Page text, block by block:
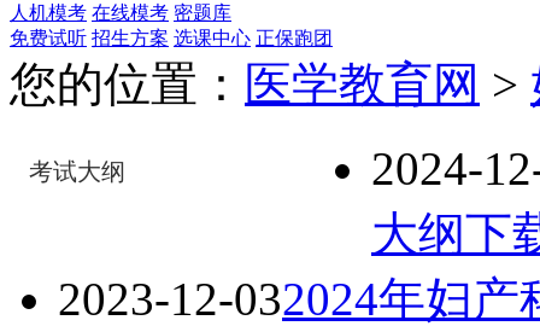
人机模考 在线模考 密题库
免费试听 招生方案 选课中心 正保跑团
您的位置： 医学教育网 >
考试大纲
2024-
大纲下
2023-12-032024年妇